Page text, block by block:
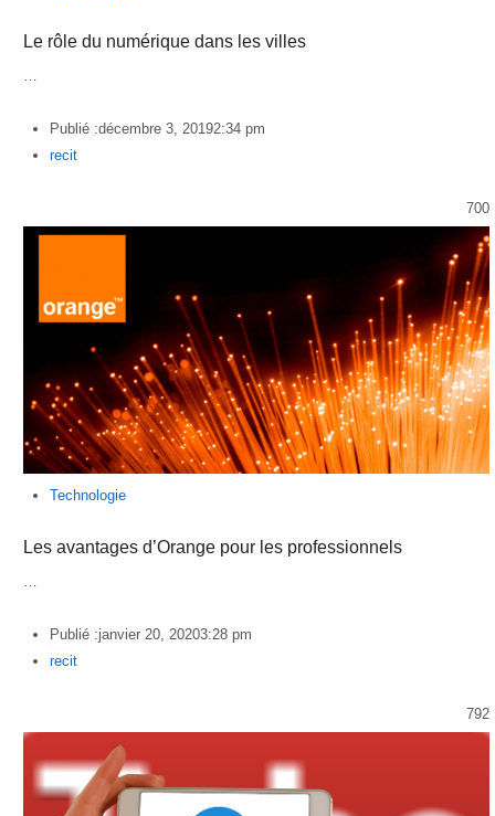
Le rôle du numérique dans les villes
…
Publié :décembre 3, 20192:34 pm
Author
recit
700
Technologie
Les avantages d’Orange pour les professionnels
…
Publié :janvier 20, 20203:28 pm
Author
recit
792